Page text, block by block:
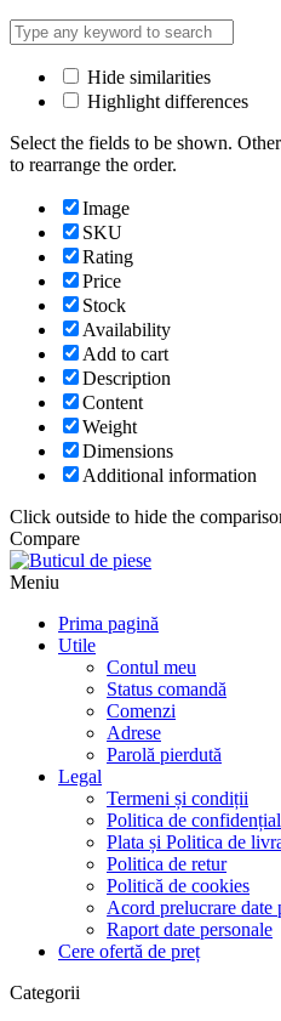
Hide similarities
Highlight differences
Select the fields to be shown.
to rearrange the order.
Image
SKU
Rating
Price
Stock
Availability
Add to cart
Description
Content
Weight
Dimensions
Additional information
Click outside to hide the
Compare
Meniu
Prima pagină
Utile
Contul meu
Status comandă
Comenzi
Adrese
Parolă pierdută
Legal
Termeni și condiții
Politica de
Plata și Politica de
Politica de retur
Politică de cookies
Acord prelucrare date
Raport date personale
Cere ofertă de preț
Categorii